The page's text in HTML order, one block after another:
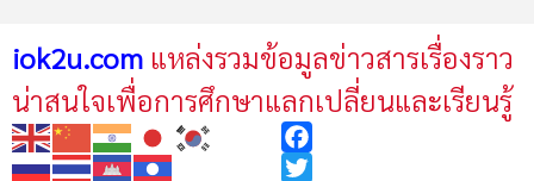
iok2u.com แหล่งรวมข้อมูลข่าวสารเรื่องราว
น่าสนใจเพื่อการศึกษาแลกเปลี่ยนและเรียนรู้
Facebook